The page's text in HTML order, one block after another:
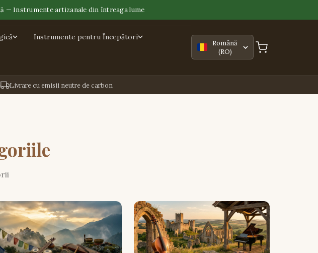
— Instrumente artizanale din întreaga lume
Instrumente pentru Începători
Română
(RO)
Livrare cu emisii neutre de carbon